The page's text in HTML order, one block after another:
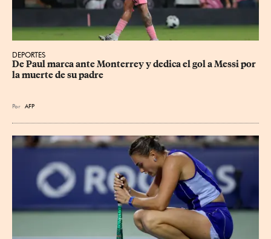
DEPORTES
De Paul marca ante Monterrey y dedica el gol a Messi por
la muerte de su padre
Por AFP